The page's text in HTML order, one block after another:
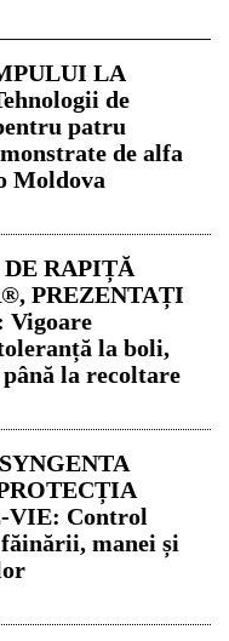
LA
de
patru
de alfa
Moldova
RAPIȚĂ
PREZENTAȚI
Vigoare
la boli,
la recoltare
VIE: Control
manei și